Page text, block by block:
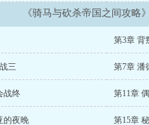
《骑马与砍杀帝国之间攻略
第3章 背
三 第7章 潘
战终 第11章
的夜晚 第15章